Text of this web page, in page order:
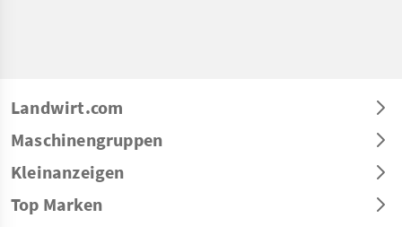
Landwirt.com
Maschinengruppen
Kleinanzeigen
Top Marken